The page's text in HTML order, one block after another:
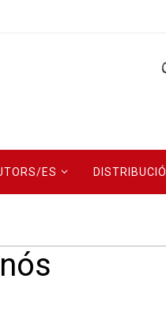
ES DISTRIBUCIÓ